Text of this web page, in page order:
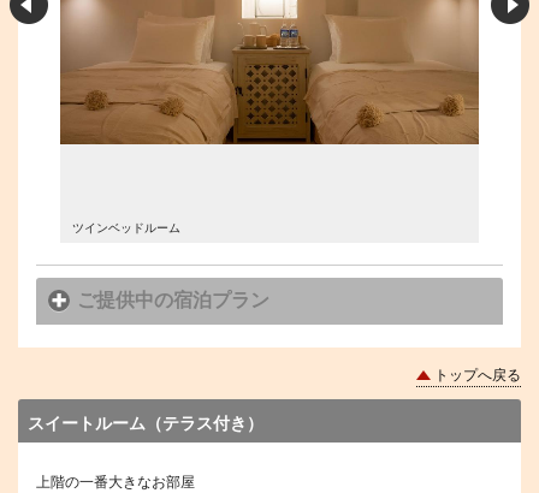
ツインベッドルーム
ご提供中の宿泊プラン
トップへ戻る
スイートルーム（テラス付き）
上階の一番大きなお部屋